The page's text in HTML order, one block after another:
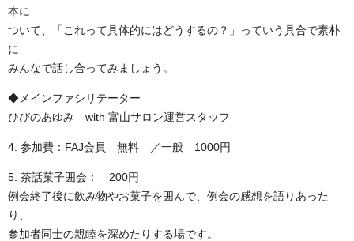
本に
ついて、「これって具体的にはどうするの？」っていう具合で素朴
に
みんなで話し合ってみましょう。
◆メインファシリテーター
ひびのあゆみ with 富山サロン運営スタッフ
4. 参加費：FAJ会員 無料 ／一般 1000円
5. 茶話菓子囲会： 200円
例会終了後に飲み物やお菓子を囲んで、例会の感想を語りあった
り、
参加者同士の親睦を深めたりする場です。